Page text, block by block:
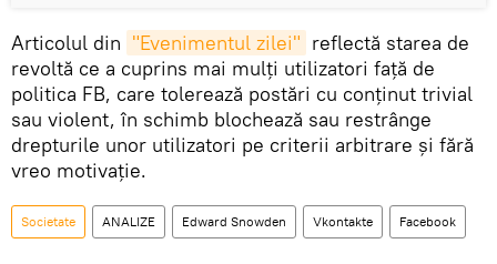
Articolul din "Evenimentul zilei" reflectă starea de
revoltă ce a cuprins mai mulți utilizatori față de
politica FB, care tolerează postări cu conținut trivial
sau violent, în schimb blochează sau restrânge
drepturile unor utilizatori pe criterii arbitrare și fără
vreo motivație.
Societate ANALIZE Edward Snowden Vkontakte Facebook